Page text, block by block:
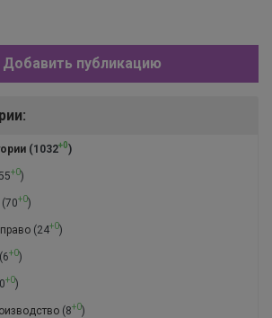
Добавить публикацию
(1032+0)
+0)
(70+0)
(24+0)
(6+0)
+0)
(8+0)